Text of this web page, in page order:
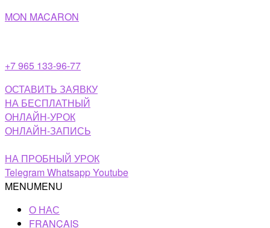
Перейти
MON MACARON
+7 965 133-96-77
ОСТАВИТЬ ЗАЯВКУ
НА БЕСПЛАТНЫЙ
ОНЛАЙН-УРОК
ОНЛАЙН-ЗАПИСЬ
НА ПРОБНЫЙ УРОК
TelegramWhatsappYoutube
MENUMENU
О НАС
FRANÇAIS